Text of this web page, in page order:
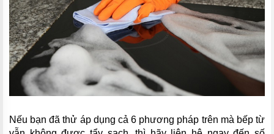
Nếu bạn đã thử áp dụng cả 6 phương pháp trên mà bếp từ